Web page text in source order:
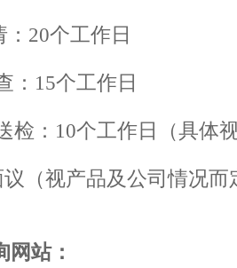
20个工作日
：15个工作日
检：10个工作日（具体
（视产品及公司情况
站：